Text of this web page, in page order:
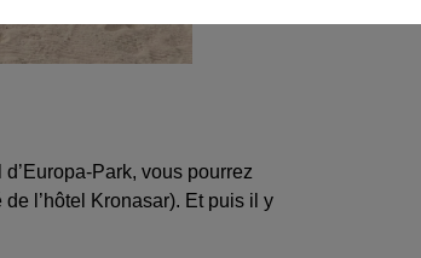
Park, vous pourrez
de l’hôtel Kronasar). Et puis il y